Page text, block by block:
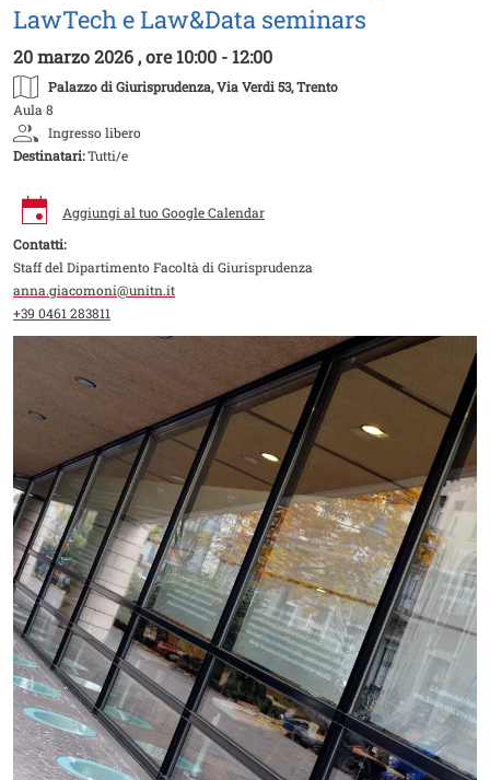
LawTech e Law&Data seminars
20 marzo 2026 , ore 10:00 - 12:00
Palazzo di Giurisprudenza, Via Verdi 53, Trento
Aula 8
Ingresso libero
Destinatari:Tutti/e
Aggiungi al tuo Google Calendar
Contatti:
Staff del Dipartimento Facoltà di Giurisprudenza
anna.giacomoni@unitn.it
+39 0461 283811